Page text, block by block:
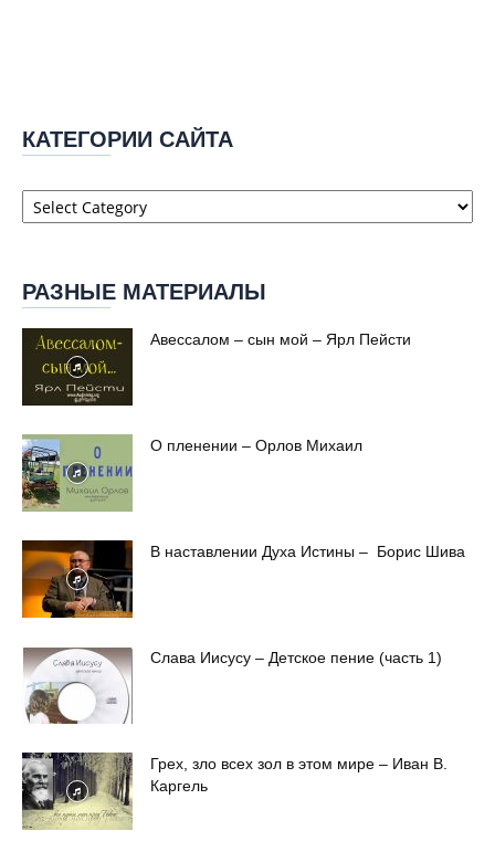
КАТЕГОРИИ САЙТА
Категории
сайта
РАЗНЫЕ МАТЕРИАЛЫ
Авессалом – сын мой – Ярл Пейсти
О пленении – Орлов Михаил
В наставлении Духа Истины – Борис Шива
Слава Иисусу – Детское пение (часть 1)
Грех, зло всех зол в этом мире – Иван В.
Каргель